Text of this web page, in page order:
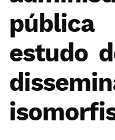
estudo